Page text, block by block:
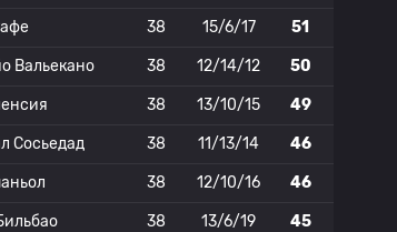
38 15/6/17 51
Вальекано 38 12/14/12 50
38 13/10/15 49
Сосьедад 38 11/13/14 46
38 12/10/16 46
38 13/6/19 45